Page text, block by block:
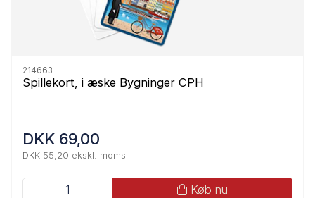
214663
Spillekort, i æske Bygninger CPH
DKK 69,00
DKK 55,20 ekskl. moms
Køb nu